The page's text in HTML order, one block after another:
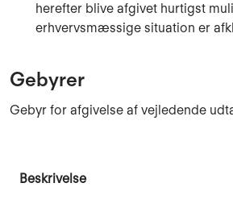
herefter blive afgivet hurtigst
erhvervsmæssige situation er
Gebyrer
Gebyr for afgivelse af vejledende
Beskrivelse